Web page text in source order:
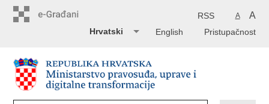
A A
RSS
Pristupačnost
English
Hrvatski